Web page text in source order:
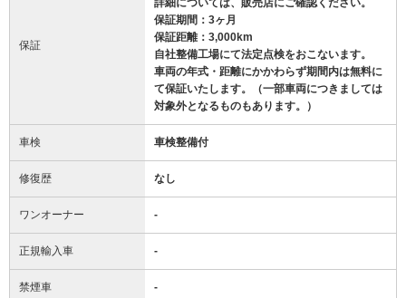
保証
保証期間：3ヶ月
保証距離：3,000km
自社整備工場にて法定点検をおこないます。
車両の年式・距離にかかわらず期間内は無料に
て保証いたします。（一部車両につきましては
対象外となるものもあります。）
車検 車検整備付
修復歴 なし
ワンオーナー -
正規輸入車 -
禁煙車 -